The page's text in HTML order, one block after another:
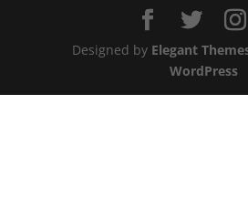
Designed by Elegant
WordPress